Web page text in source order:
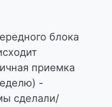
блока
приемка
-
сделали/